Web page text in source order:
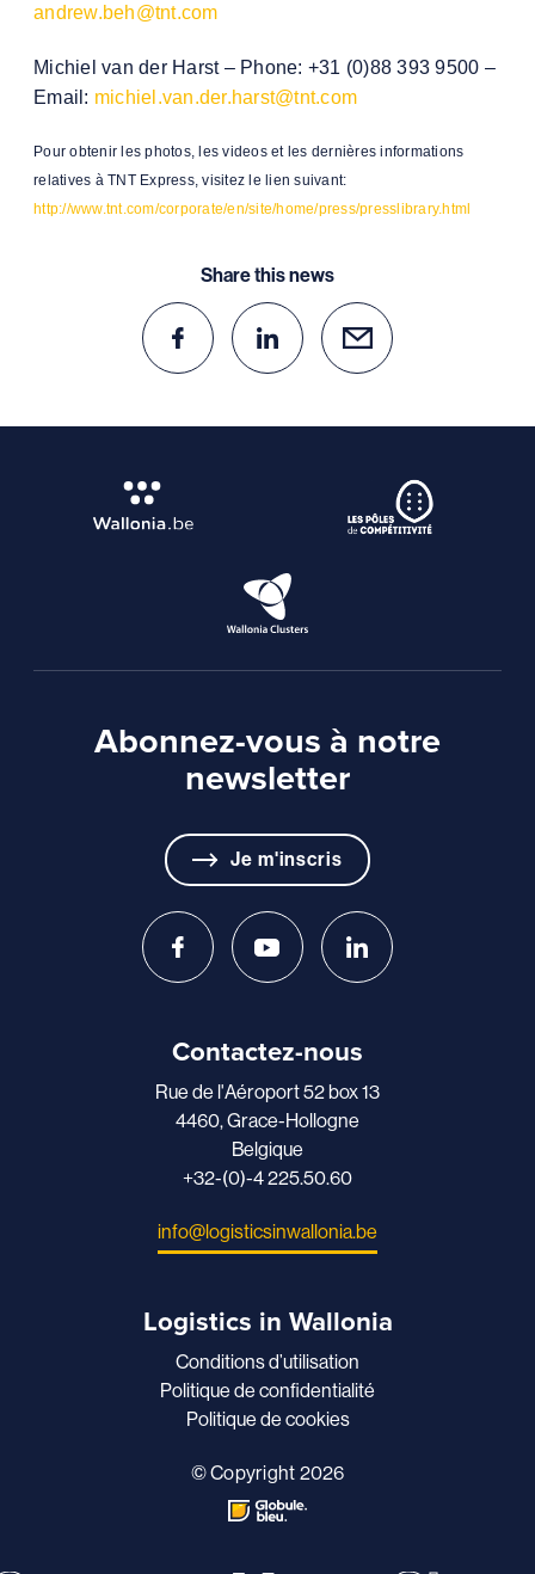
andrew.beh@tnt.com
Michiel van der Harst – Phone: +31 (0)88 393 9500 –
Email: michiel.van.der.harst@tnt.com
Pour obtenir les photos, les videos et les dernières informations
relatives à TNT Express, visitez le lien suivant:
http://www.tnt.com/corporate/en/site/home/press/presslibrary.html
Share this news
Abonnez-vous à notre
newsletter
Je m'inscris
Contactez-nous
Rue de l'Aéroport 52 box 13
4460, Grace-Hollogne
Belgique
+32-(0)-4 225.50.60
info@logisticsinwallonia.be
Logistics in Wallonia
Conditions d’utilisation
Politique de confidentialité
Politique de cookies
© Copyright 2026